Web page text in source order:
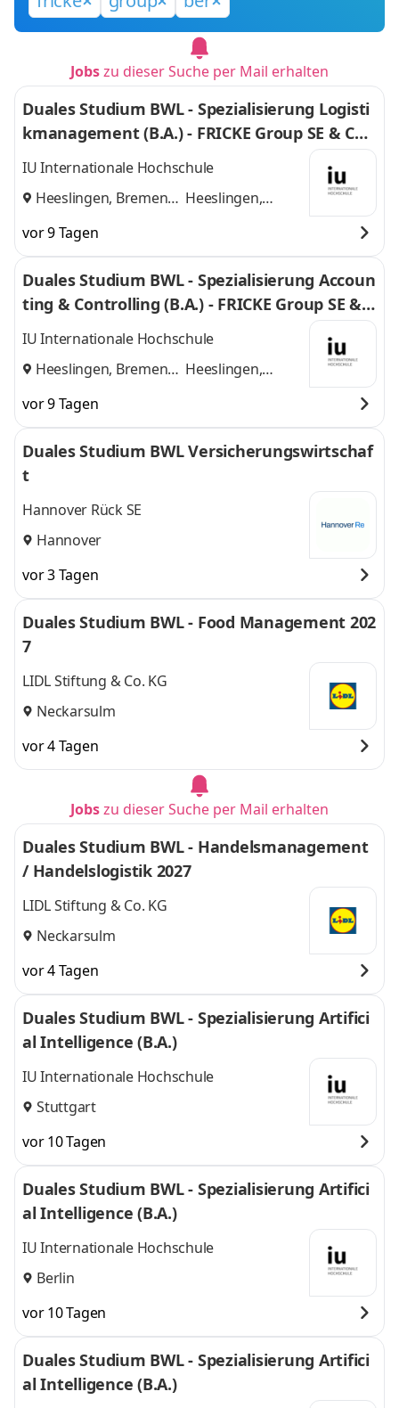
Jobszu dieser Suche per Mail erhalten
Duales Studium BWL - Spezialisierung Logisti
kmanagement (B.A.) - FRICKE Group SE & Co.
KG
IU Internationale Hochschule
Heeslingen, Bremen
Heeslingen,
vor 9 Tagen
Duales Studium BWL - Spezialisierung Accoun
ting & Controlling (B.A.) - FRICKE Group SE & C
o. KG
IU Internationale Hochschule
Heeslingen, Bremen
Heeslingen,
vor 9 Tagen
Duales Studium BWL Versicherungswirtschaf
t
Hannover Rück SE
Hannover
vor 3 Tagen
Duales Studium BWL - Food Management 202
7
LIDL Stiftung & Co. KG
Neckarsulm
vor 4 Tagen
Jobszu dieser Suche per Mail erhalten
Duales Studium BWL - Handelsmanagement
/ Handelslogistik 2027
LIDL Stiftung & Co. KG
Neckarsulm
vor 4 Tagen
Duales Studium BWL - Spezialisierung Artifici
al Intelligence (B.A.)
IU Internationale Hochschule
Stuttgart
vor 10 Tagen
Duales Studium BWL - Spezialisierung Artifici
al Intelligence (B.A.)
IU Internationale Hochschule
Berlin
vor 10 Tagen
Duales Studium BWL - Spezialisierung Artifici
al Intelligence (B.A.)